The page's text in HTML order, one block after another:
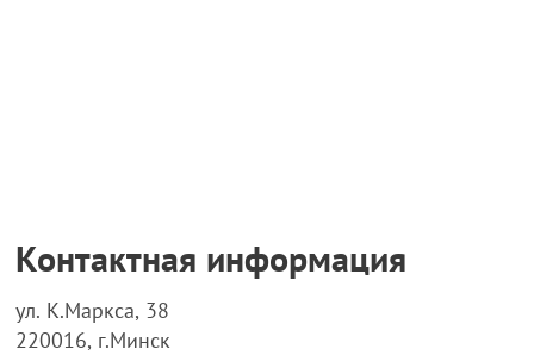
Контактная информация
ул. К.Маркса, 38
220016, г.Минск